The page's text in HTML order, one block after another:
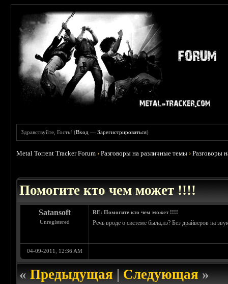
Здравствуйте, Гость! (Вход —Зарегистрироваться)
Metal Torrent Tracker Forum ›Разговоры на различные темы ›Разговоры
Помогите кто чем может !!!!
Satansoft
Unregistered
RE: Помогите кто чем может !!!!
Речь вроде о системе была,нэ? Без драйверов на
04-09-2011, 12:36 AM
«Предыдущая|Следующая»